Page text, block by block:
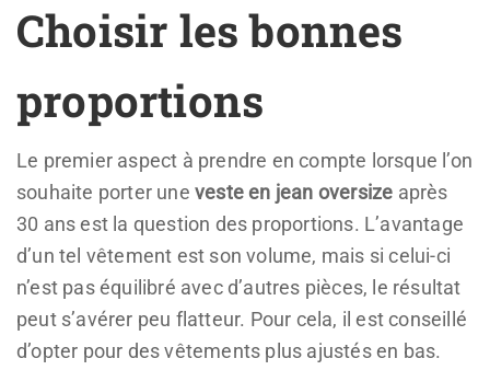
Choisir les bonnes
proportions
Le premier aspect à prendre en compte lorsque l’on
souhaite porter une veste en jean oversize après
30 ans est la question des proportions. L’avantage
d’un tel vêtement est son volume, mais si celui-ci
n’est pas équilibré avec d’autres pièces, le résultat
peut s’avérer peu flatteur. Pour cela, il est conseillé
d’opter pour des vêtements plus ajustés en bas.